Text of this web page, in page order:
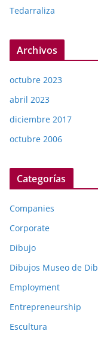
Tedarraliza
Archivos
octubre 2023
abril 2023
diciembre 2017
octubre 2006
Categorías
Companies
Corporate
Dibujo
Dibujos Museo de
Employment
Entrepreneurship
Escultura